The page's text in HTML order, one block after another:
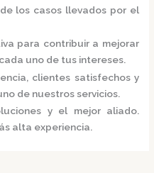
los casos llevados por el
para contribuir a mejorar
uno de tus intereses.
clientes satisfechos y
de nuestros servicios.
y el mejor aliado.
alta experiencia.